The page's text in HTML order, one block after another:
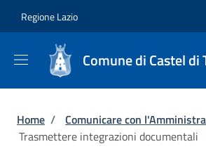
Regione Lazio
Comune di Castel di
Briciole di pane
Home / Comunicare con
Trasmettere integrazioni documentali